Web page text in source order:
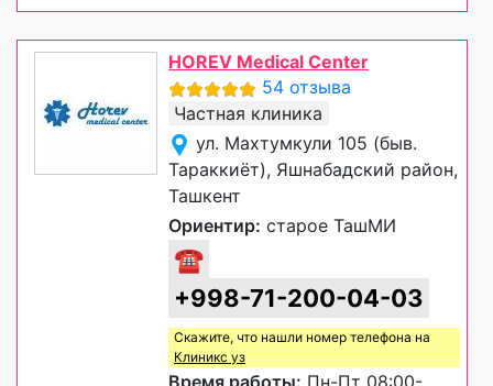
HOREV Medical Center
54 отзыва
Частная клиника
ул. Махтумкули 105 (быв.
Тараккиёт), Яшнабадский район,
Ташкент
Ориентир: старое ТашМИ
☎
+998-71-200-04-03
Скажите, что нашли номер телефона на
Клиникс уз